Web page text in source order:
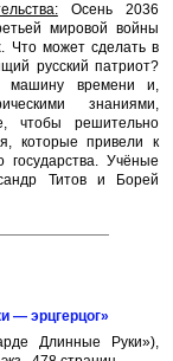
Осень 2036
мировой войны
Что может сделать в
русский патриот?
машину времени и,
знаниями,
чтобы решительно
которые привели к
государства. Учёные
Титов и Борей
— эрцгерцог»
Длинные Руки»),